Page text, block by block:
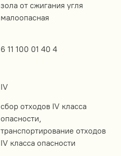
зола от сжигания угля
малоопасная
6 11 100 01 40 4
IV
сбор отходов IV класса
опасности,
транспортирование отходов
IV класса опасности